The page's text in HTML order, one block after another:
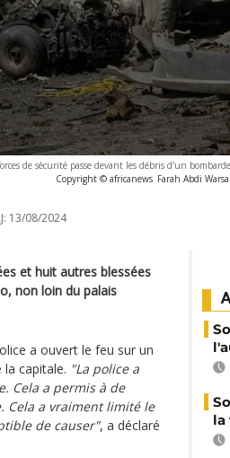
de sécurité passe devant les débris d'un
Copyright © africanews Farah Abdi
13/08/2024
et huit autres blessées
non loin du palais
a ouvert le feu sur un
la capitale. "La police a
Cela a permis à de
Cela a vraiment limité le
de causer", a déclaré
la